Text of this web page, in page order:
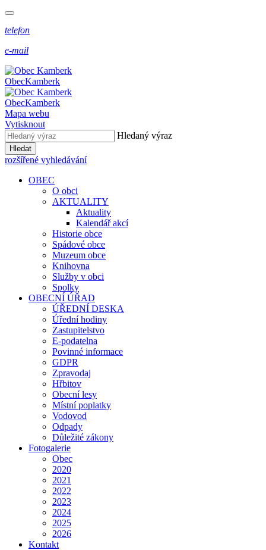
telefon
e-mail
ObecKamberk
ObecKamberk
Mapa webu
Vytisknout
Hledaný výraz
Hledat
rozšířené vyhledávání
OBEC
O obci
AKTUALITY
Aktuality
Kalendář akcí
Historie obce
Spádové obce
Muzeum obce
Knihovna
Služby v obci
Spolky
OBECNÍ ÚŘAD
ÚŘEDNÍ DESKA
Úřední hodiny
Zastupitelstvo
E-podatelna
Povinné informace
GDPR
Zpravodaj
Hřbitov
Obecní lesy
Místní poplatky
Vodovod
Odpady
Důležité zákony
Fotogalerie
Obec
2020
2021
2022
2023
2024
2025
2026
Kontakt